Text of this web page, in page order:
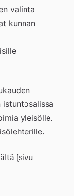
valinta
kunnan
istuntosalissa
yleisölle.
(sivu